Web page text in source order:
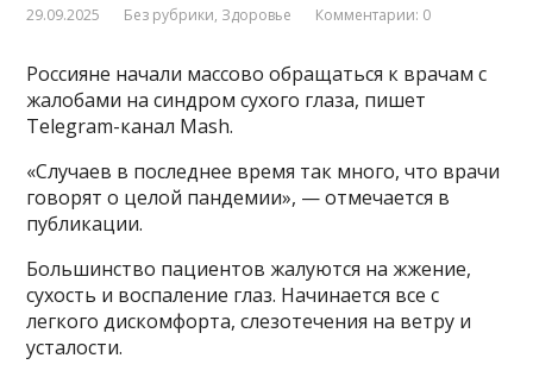
29.09.2025 Без рубрики, Здоровье Комментарии: 0
Россияне начали массово обращаться к врачам с
жалобами на синдром сухого глаза, пишет
Telegram-канал Mash.
«Случаев в последнее время так много, что врачи
говорят о целой пандемии», — отмечается в
публикации.
Большинство пациентов жалуются на жжение,
сухость и воспаление глаз. Начинается все с
легкого дискомфорта, слезотечения на ветру и
усталости.